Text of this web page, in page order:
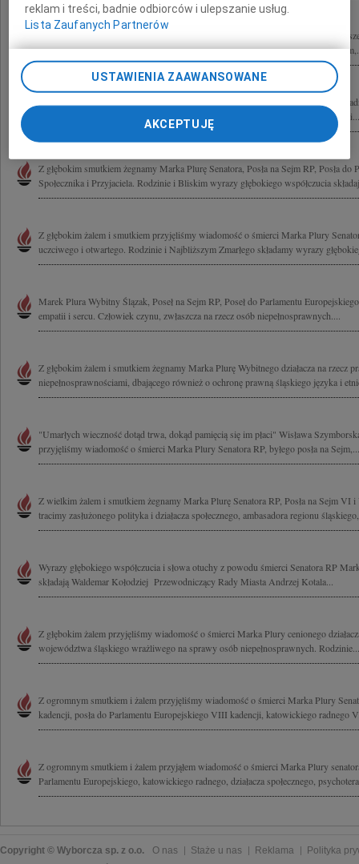
Z ogromnym żalem żegnamy Senatora RP Marka Plurę Zapamiętamy go jako
sprawom regionu i środowiska osób z niepełnosprawnościami. Rodzinie,
Głęboko zasmuceni żegnamy Marka Plurę Senatora, Posła, Eurodeputowanego,
Przyjaciela. Rodzinie i Najbliższym wyrazy żalu i współczucia składają Koleżanki i...
Z głębokim smutkiem żegnamy Marka Plurę Senatora, Posła na Sejm RP, Posła do
Społecznika i Przyjaciela. Rodzinie i Bliskim wyrazy głębokiego współczucia
Z głębokim żalem i smutkiem przyjęliśmy wiadomość o śmierci Marka Plury
uczciwego i otwartego. Rodzinie i Najbliższym Zmarłego składamy wyrazy
Marek Plura Wybitny Ślązak, Poseł na Sejm RP, Poseł do Parlamentu
empatii i sercu. Człowiek czynu, zwłaszcza na rzecz osób niepełnosprawnych....
Z głębokim żalem i smutkiem żegnamy Marka Plurę Wybitnego działacza na rzecz
niepełnosprawnościami, dbającego również o ochronę prawną śląskiego języka i
"Umarłych wieczność dotąd trwa, dokąd pamięcią się im płaci" Wisława
przyjęliśmy wiadomość o śmierci Marka Plury Senatora RP, byłego posła na Sejm,...
Z wielkim żalem i smutkiem żegnamy Marka Plurę Senatora RP, Posła na Sejm VI
tracimy zasłużonego polityka i działacza społecznego, ambasadora regionu
Wyrazy głębokiego współczucia i słowa otuchy z powodu śmierci Senatora RP
składają Waldemar Kołodziej Przewodniczący Rady Miasta Andrzej Kotala...
Z głębokim żalem przyjęliśmy wiadomość o śmierci Marka Plury cenionego
województwa śląskiego wrażliwego na sprawy osób niepełnosprawnych. Rodzinie...
Z ogromnym smutkiem i żalem przyjęliśmy wiadomość o śmierci Marka Plury
kadencji, posła do Parlamentu Europejskiego VIII kadencji, katowickiego radnego
Z ogromnym smutkiem i żalem przyjąłem wiadomość o śmierci Marka Plury
Parlamentu Europejskiego, katowickiego radnego, działacza społecznego,
Copyright © Wyborcza sp. z o.o. O nas Staże u nas Reklama
Polityka
reklam i treści, badnie odbiorców i ulepszanie usług.
Lista Zaufanych Partnerów
USTAWIENIA ZAAWANSOWANE
AKCEPTUJĘ